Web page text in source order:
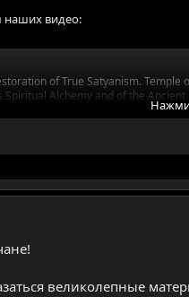
наших видео:
of True Satyanism. Temple
Alchemy and of the
of Judaism for thousands of
from regular people just like
великолепные